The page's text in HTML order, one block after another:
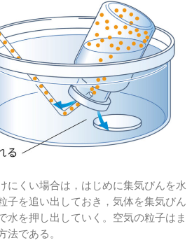
にくい場合は，はじめに集気びんを水
子を追い出しておき，気体を集気びん
水を押し出していく。空気の粒子はま
法である。